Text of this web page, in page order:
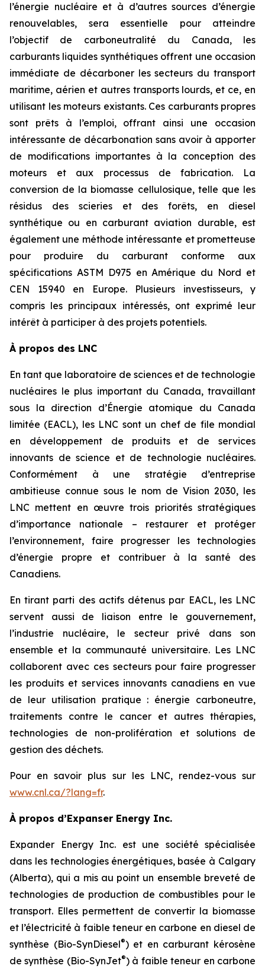
l’énergie nucléaire et à d’autres sources d’énergie
renouvelables, sera essentielle pour atteindre
l’objectif de carboneutralité du Canada, les
carburants liquides synthétiques offrent une occasion
immédiate de décarboner les secteurs du transport
maritime, aérien et autres transports lourds, et ce, en
utilisant les moteurs existants. Ces carburants propres
sont prêts à l’emploi, offrant ainsi une occasion
intéressante de décarbonation sans avoir à apporter
de modifications importantes à la conception des
moteurs et aux processus de fabrication. La
conversion de la biomasse cellulosique, telle que les
résidus des scieries et des forêts, en diesel
synthétique ou en carburant aviation durable, est
également une méthode intéressante et prometteuse
pour produire du carburant conforme aux
spécifications ASTM D975 en Amérique du Nord et
CEN 15940 en Europe. Plusieurs investisseurs, y
compris les principaux intéressés, ont exprimé leur
intérêt à participer à des projets potentiels.
À propos des LNC
En tant que laboratoire de sciences et de technologie
nucléaires le plus important du Canada, travaillant
sous la direction d’Énergie atomique du Canada
limitée (EACL), les LNC sont un chef de file mondial
en développement de produits et de services
innovants de science et de technologie nucléaires.
Conformément à une stratégie d’entreprise
ambitieuse connue sous le nom de Vision 2030, les
LNC mettent en œuvre trois priorités stratégiques
d’importance nationale – restaurer et protéger
l’environnement, faire progresser les technologies
d’énergie propre et contribuer à la santé des
Canadiens.
En tirant parti des actifs détenus par EACL, les LNC
servent aussi de liaison entre le gouvernement,
l’industrie nucléaire, le secteur privé dans son
ensemble et la communauté universitaire. Les LNC
collaborent avec ces secteurs pour faire progresser
les produits et services innovants canadiens en vue
de leur utilisation pratique : énergie carboneutre,
traitements contre le cancer et autres thérapies,
technologies de non-prolifération et solutions de
gestion des déchets.
Pour en savoir plus sur les LNC, rendez-vous sur
www.cnl.ca/?lang=fr.
À propos d’Expanser Energy Inc.
Expander Energy Inc. est une société spécialisée
dans les technologies énergétiques, basée à Calgary
(Alberta), qui a mis au point un ensemble breveté de
technologies de production de combustibles pour le
transport. Elles permettent de convertir la biomasse
et l’électricité à faible teneur en carbone en diesel de
synthèse (Bio-SynDiesel®) et en carburant kérosène
de synthèse (Bio-SynJet®) à faible teneur en carbone